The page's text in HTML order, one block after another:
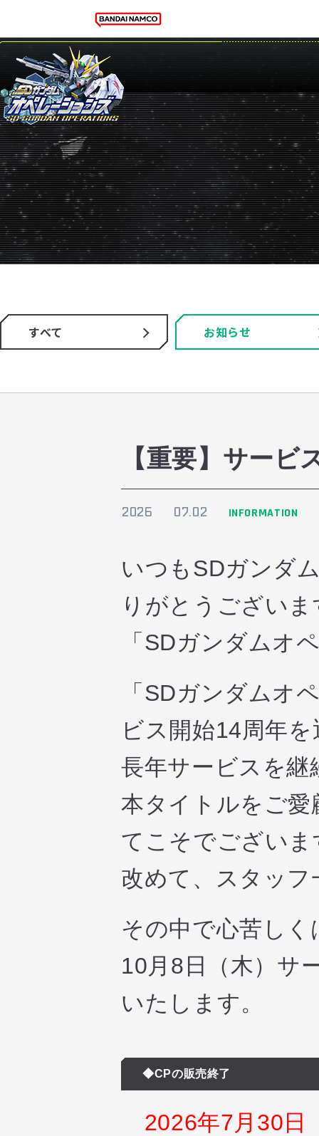
すべて お知らせ
【重要】サー
2026 07.02 INFORMATION
いつもSDガンダ
りがとうございま
「SDガンダムオ
「SDガンダムオ
ビス開始14周年
長年サービスを
本タイトルをご
てこそでございま
改めて、スタッ
その中で心苦し
10月8日（木）サ
いたします。
◆CPの販売終了
2026年7月30日